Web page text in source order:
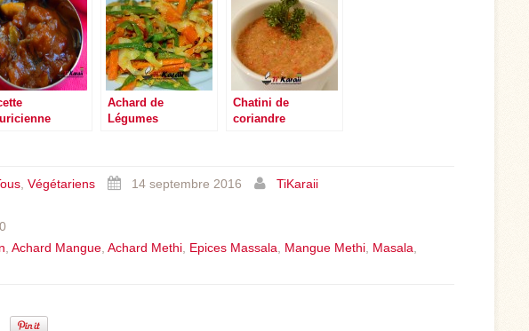
Achard de
Légumes
Chatini de
coriandre
, Végétariens 14 septembre 2016
TiKaraii
0
, Achard Mangue, Achard Methi, Epices Massala, Mangue Methi, Masala,